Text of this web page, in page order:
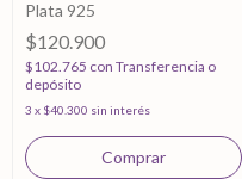
Plata 925
$120.900
$102.765 con Transferencia o
depósito
3 x $40.300 sin interés